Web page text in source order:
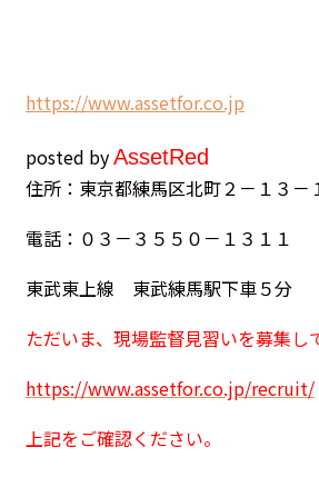
https://www.assetfor.co.jp
posted byAssetRed
住所：東京都練馬区北町２－１３
電話：０３－３５５０－１３１１
東武東上線 東武練馬駅下車５分
ただいま、現場監督見習いを募集し
https://www.assetfor.co.jp/recruit/
上記をご確認ください。